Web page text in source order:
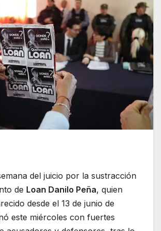
del juicio por la sustracción
de Loan Danilo Peña, quien
desde el 13 de junio de
este miércoles con fuertes